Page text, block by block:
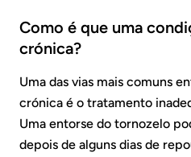
Como é que uma
crónica?
Uma das vias mais comuns
crónica é o tratamento
Uma entorse do tornozelo
depois de alguns dias de